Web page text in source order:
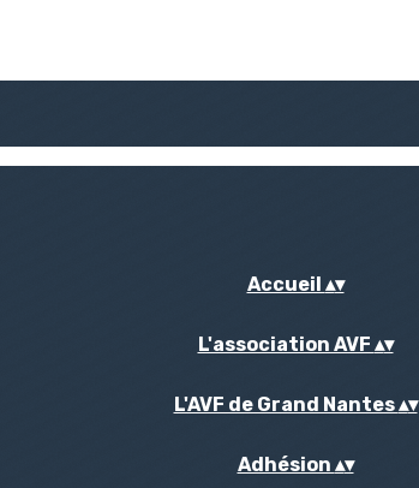
Accueil ▴▾
L'association AVF ▴▾
L'AVF de Grand Nantes▴▾
Adhésion ▴▾